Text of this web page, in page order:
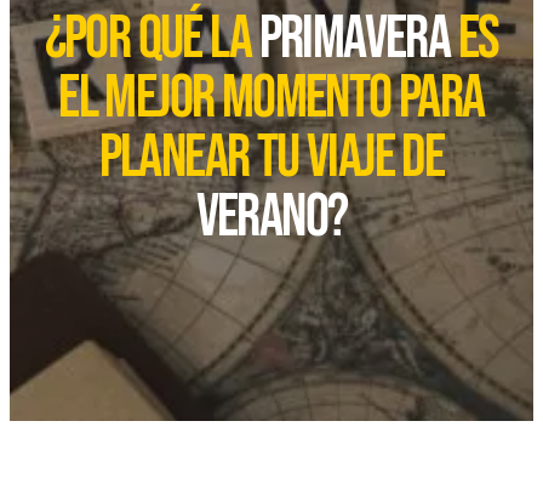
¿por qué laprimaveraes
el mejor momento para
planear tu viaje de
verano?